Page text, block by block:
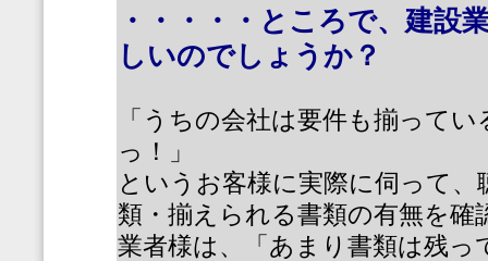
・・・・・ところで、建設
しいのでしょうか？
「うちの会社は要件も揃って
っ！」
というお客様に実際に伺って
類・揃えられる書類の有無を
業者様は、
「あまり書類は残